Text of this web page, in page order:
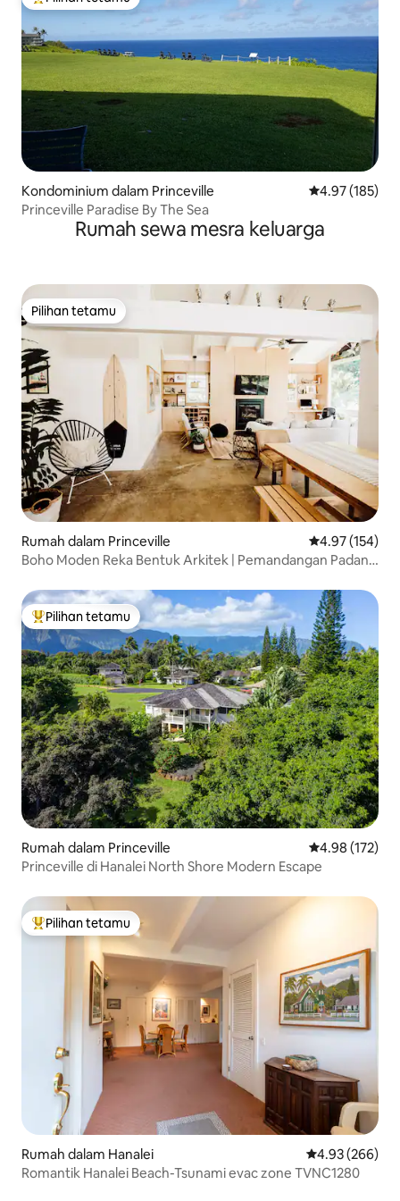
Pilihan utama tetamu
Kondominium dalam Princeville Penarafan
4.97 (185)
Princeville Paradise By The Sea
Rumah sewa mesra keluarga
Pilihan tetamu
Pilihan tetamu
Rumah dalam Princeville Penarafan
4.97 (154)
Boho Moden Reka Bentuk Arkitek | Pemandangan Padang
Pilihan utama tetamu
Pilihan tetamu
Rumah dalam Princeville Penarafan
4.98 (172)
Princeville di Hanalei North Shore Modern Escape
Pilihan utama tetamu
Pilihan tetamu
Rumah dalam Hanalei Penarafan
4.93 (266)
Romantik Hanalei Beach-Tsunami evac zone TVNC1280